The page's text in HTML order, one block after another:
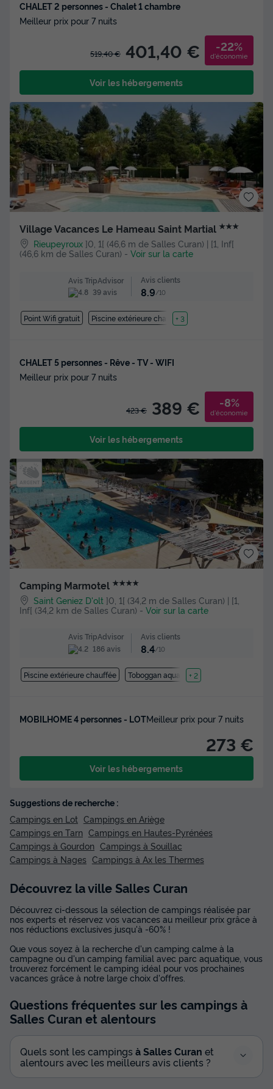
CHALET 2 personnes - Chalet 1 chambre
Meilleur prix pour 7 nuits
519,40 € 401,40 € -22%
d'économie
Voir les hébergements
Village Vacances Le Hameau Saint Martial ★★★
Rieupeyroux ]0, 1[ (46,6 m de Salles Curan) | [1, Inf[
(46,6 km de Salles Curan) - Voir sur la carte
Avis TripAdvisor
39 avis
Avis clients
8.9/10
Point Wifi gratuit Piscine extérieure chauffée
+ 3
CHALET 5 personnes - Rêve - TV - WIFI
Meilleur prix pour 7 nuits
423 € 389 € -8%
d'économie
Voir les hébergements
Camping Marmotel ★★★★
Saint Geniez D'olt ]0, 1[ (34,2 m de Salles Curan) | [1,
Inf[ (34,2 km de Salles Curan) - Voir sur la carte
Avis TripAdvisor
186 avis
Avis clients
8.4/10
Piscine extérieure chauffée Toboggan aquatique
+ 2
MOBILHOME 4 personnes - LOTMeilleur prix pour 7 nuits
273 €
Voir les hébergements
Suggestions de recherche :
Campings en Lot Campings en Ariège
Campings en Tarn Campings en Hautes-Pyrénées
Campings à Gourdon Campings à Souillac
Campings à Nages Campings à Ax les Thermes
Découvrez la ville Salles Curan
Découvrez ci-dessous la sélection de campings réalisée par
nos experts et réservez vos vacances au meilleur prix grâce à
nos réductions exclusives jusqu'à -60% !
Que vous soyez à la recherche d'un camping calme à la
campagne ou d'un camping familial avec parc aquatique, vous
trouverez forcément le camping idéal pour vos prochaines
vacances grâce à notre large choix d'offres.
Questions fréquentes sur les campings à
Salles Curan et alentours
Quels sont les campings à Salles Curan et
alentours avec les meilleurs avis clients ?